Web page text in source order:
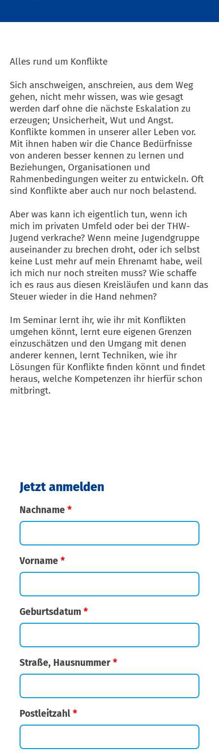
Alles rund um Konflikte
Sich anschweigen, anschreien, aus dem Weg
gehen, nicht mehr wissen, was wie gesagt
werden darf ohne die nächste Eskalation zu
erzeugen; Unsicherheit, Wut und Angst.
Konflikte kommen in unserer aller Leben vor.
Mit ihnen haben wir die Chance Bedürfnisse
von anderen besser kennen zu lernen und
Beziehungen, Organisationen und
Rahmenbedingungen weiter zu entwickeln. Oft
sind Konflikte aber auch nur noch belastend.
Aber was kann ich eigentlich tun, wenn ich
mich im privaten Umfeld oder bei der THW-
Jugend verkrache? Wenn meine Jugendgruppe
auseinander zu brechen droht, oder ich selbst
keine Lust mehr auf mein Ehrenamt habe, weil
ich mich nur noch streiten muss? Wie schaffe
ich es raus aus diesen Kreisläufen und kann das
Steuer wieder in die Hand nehmen?
Im Seminar lernt ihr, wie ihr mit Konflikten
umgehen könnt, lernt eure eigenen Grenzen
einzuschätzen und den Umgang mit denen
anderer kennen, lernt Techniken, wie ihr
Lösungen für Konflikte finden könnt und findet
heraus, welche Kompetenzen ihr hierfür schon
mitbringt.
Jetzt anmelden
Nachname *
Vorname *
Geburtsdatum *
Straße, Hausnummer *
Postleitzahl *